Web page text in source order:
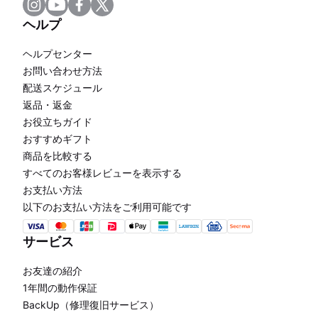
ヘルプ
ヘルプセンター
お問い合わせ方法
配送スケジュール
返品・返金
お役立ちガイド
おすすめギフト
商品を比較する
すべてのお客様レビューを表示する
お支払い方法
以下のお支払い方法をご利用可能です
サービス
お友達の紹介
1年間の動作保証
BackUp（修理復旧サービス）